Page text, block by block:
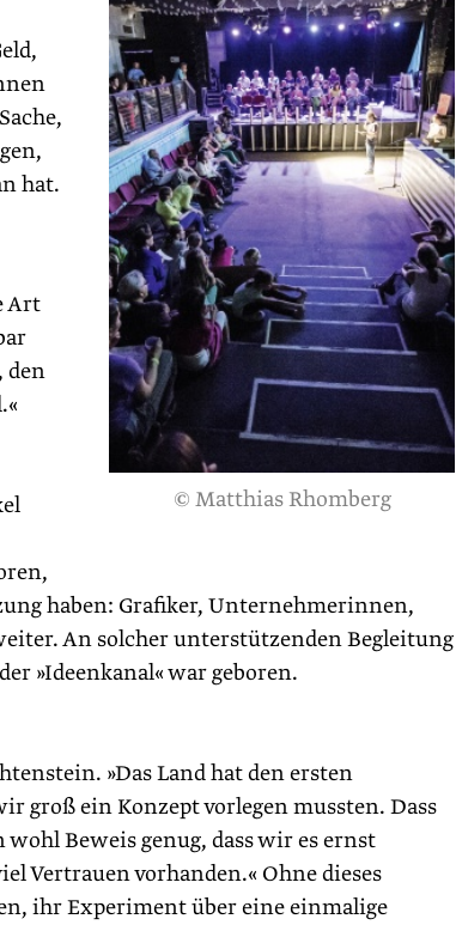
© Matthias Rhomberg
hat.
Art
den
haben: Grafiker, Unternehmerinnen,
An solcher unterstützenden Begleitung
»Ideenkanal« war geboren.
»Das Land hat den ersten
groß ein Konzept vorlegen mussten. Dass
Beweis genug, dass wir es ernst
Vertrauen vorhanden.« Ohne dieses
ihr Experiment über eine einmalige